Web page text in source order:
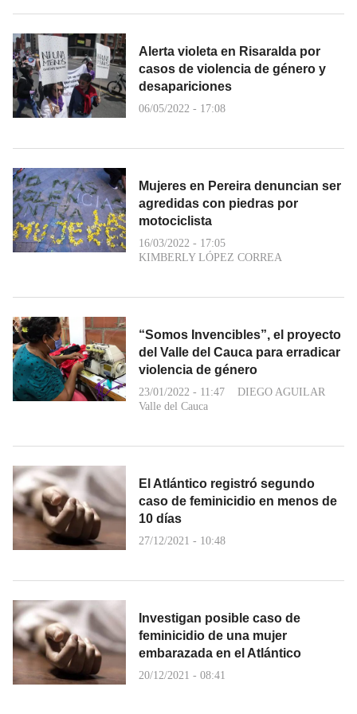
Alerta violeta en Risaralda por
casos de violencia de género y
desapariciones
06/05/2022 - 17:08
Mujeres en Pereira denuncian ser
agredidas con piedras por
motociclista
16/03/2022 - 17:05
KIMBERLY LÓPEZ CORREA
“Somos Invencibles”, el proyecto
del Valle del Cauca para erradicar
violencia de género
23/01/2022 - 11:47
DIEGO AGUILAR
Valle del Cauca
El Atlántico registró segundo
caso de feminicidio en menos de
10 días
27/12/2021 - 10:48
Investigan posible caso de
feminicidio de una mujer
embarazada en el Atlántico
20/12/2021 - 08:41